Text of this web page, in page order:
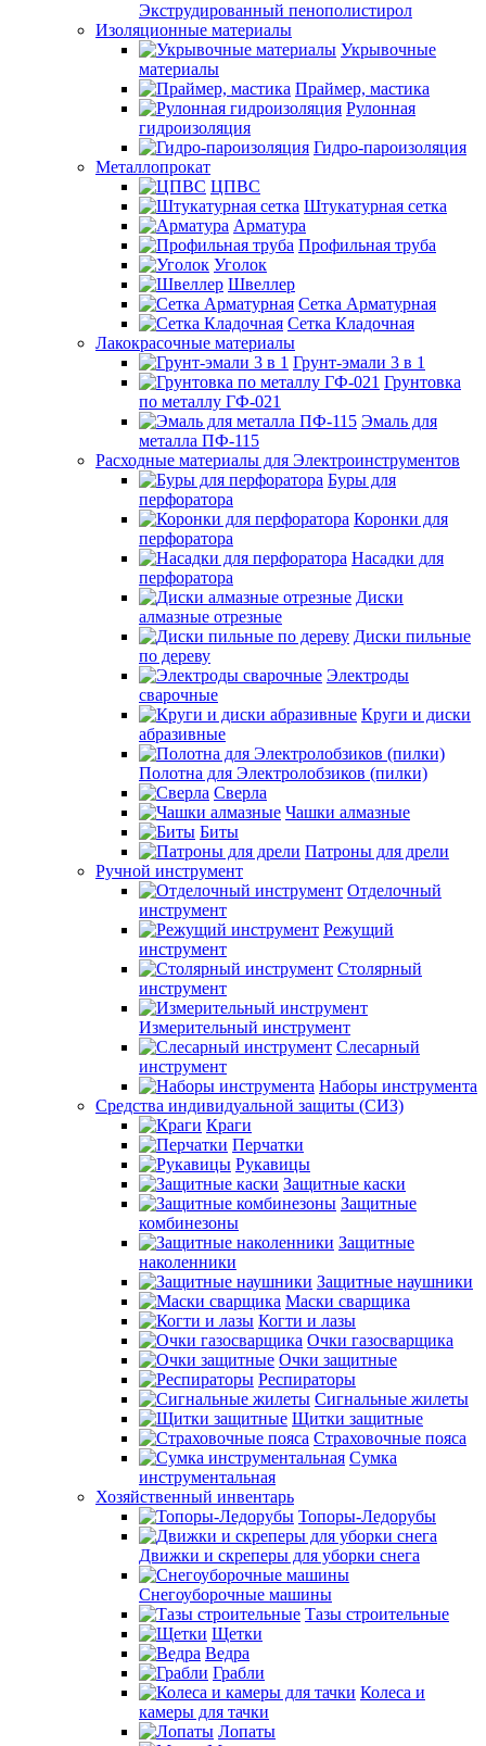
Экструдированный пенополистирол
Изоляционные материалы
Укрывочные
материалы
Праймер, мастика
Рулонная
гидроизоляция
Гидро-пароизоляция
Металлопрокат
ЦПВС
Штукатурная сетка
Арматура
Профильная труба
Уголок
Швеллер
Сетка Арматурная
Сетка Кладочная
Лакокрасочные материалы
Грунт-эмали 3 в 1
Грунтовка
по металлу ГФ-021
Эмаль для
металла ПФ-115
Расходные материалы для Электроинструментов
Буры для
перфоратора
Коронки для
перфоратора
Насадки для
перфоратора
Диски
алмазные отрезные
Диски пильные
по дереву
Электроды
сварочные
Круги и диски
абразивные
Полотна для Электролобзиков (пилки)
Сверла
Чашки алмазные
Биты
Патроны для дрели
Ручной инструмент
Отделочный
инструмент
Режущий
инструмент
Столярный
инструмент
Измерительный инструмент
Слесарный
инструмент
Наборы инструмента
Средства индивидуальной защиты (СИЗ)
Краги
Перчатки
Рукавицы
Защитные каски
Защитные
комбинезоны
Защитные
наколенники
Защитные наушники
Маски сварщика
Когти и лазы
Очки газосварщика
Очки защитные
Респираторы
Сигнальные жилеты
Щитки защитные
Страховочные пояса
Сумка
инструментальная
Хозяйственный инвентарь
Топоры-Ледорубы
Движки и скреперы для уборки снега
Снегоуборочные машины
Тазы строительные
Щетки
Ведра
Грабли
Колеса и
камеры для тачки
Лопаты